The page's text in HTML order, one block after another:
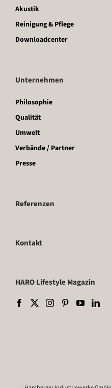
Akustik
Reinigung & Pflege
Downloadcenter
Unternehmen
Philosophie
Qualität
Umwelt
Verbände / Partner
Presse
Referenzen
Kontakt
HARO Lifestyle Magazin